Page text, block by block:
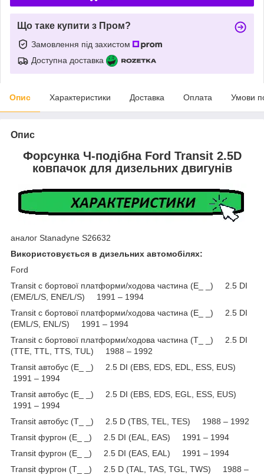
Що таке купити з Пром?
Замовлення під захистом
Доступна доставка
Опис Характеристики Доставка Оплата Умови
Опис
Форсунка Ч-подібна Ford Transit 2.5D
ковпачок для дизельних двигунів
аналог Stanadyne S26632
Використовується в дизельних автомобілях:
Ford
Transit c бортової платформи/ходова частина (E_ _) 2.5 DI
(EME/L/S, ENE/L/S) 1991 – 1994
Transit c бортової платформи/ходова частина (E_ _) 2.5 DI
(EML/S, ENL/S) 1991 – 1994
Transit c бортової платформи/ходова частина (T_ _) 2.5 DI
(TTE, TTL, TTS, TUL) 1988 – 1992
Transit автобус (E_ _) 2.5 DI (EBS, EDS, EDL, ESS, EUS)
1991 – 1994
Transit автобус (E_ _) 2.5 DI (EBS, EDS, EGL, ESS, EUS)
1991 – 1994
Transit автобус (T_ _) 2.5 D (TBS, TEL, TES) 1988 – 1992
Transit фургон (E_ _) 2.5 DI (EAL, EAS) 1991 – 1994
Transit фургон (E_ _) 2.5 DI (EAS, EAL) 1991 – 1994
Transit фургон (T_ _) 2.5 D (TAL, TAS, TGL, TWS) 1988 –